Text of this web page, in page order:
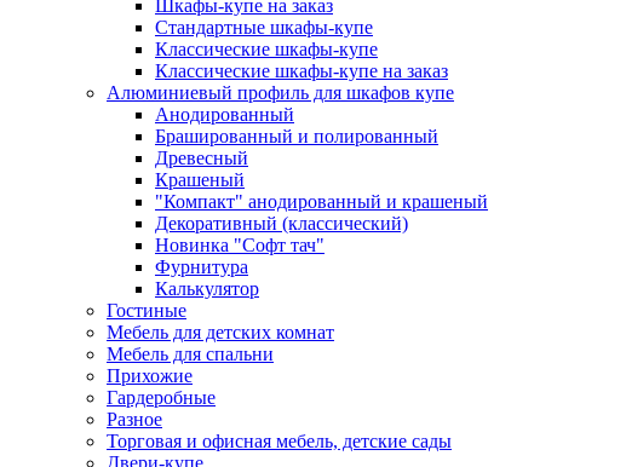
Шкафы-купе на заказ
Стандартные шкафы-купе
Классические шкафы-купе
Классические шкафы-купе на заказ
Алюминиевый профиль для шкафов купе
Анодированный
Брашированный и полированный
Древесный
Крашеный
"Компакт" анодированный и крашеный
Декоративный (классический)
Новинка "Софт тач"
Фурнитура
Калькулятор
Гостиные
Мебель для детских комнат
Мебель для спальни
Прихожие
Гардеробные
Разное
Торговая и офисная мебель, детские сады
Двери-купе